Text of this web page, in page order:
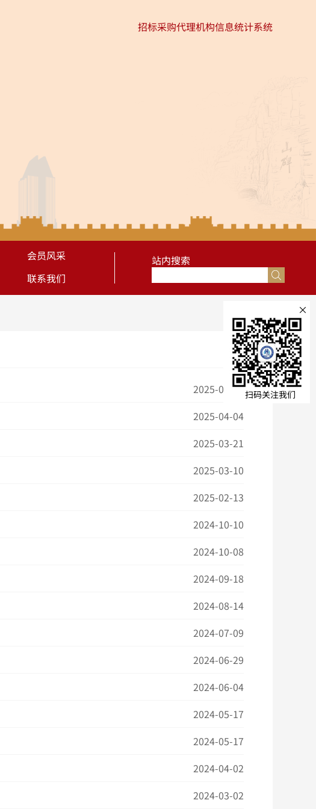
招标采购代理机构信息统计系统
会员风采
联系我们
站内搜索
2025-04-08
2025-04-04
2025-03-21
2025-03-10
2025-02-13
2024-10-10
2024-10-08
2024-09-18
2024-08-14
2024-07-09
2024-06-29
2024-06-04
2024-05-17
2024-05-17
2024-04-02
2024-03-02
×
扫码关注我们